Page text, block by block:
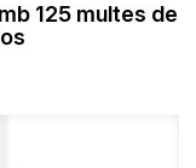
125 multes de